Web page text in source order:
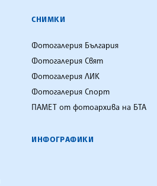
СНИМКИ
Фотогалерия България
Фотогалерия Свят
Фотогалерия ЛИК
Фотогалерия Спорт
ПАМЕТ от фотоархива на БТА
ИНФОГРАФИКИ